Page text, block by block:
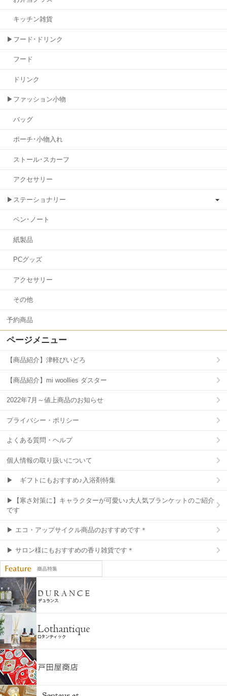
キッチン雑貨
▶フード･ドリンク
フード
ドリンク
▶ファッション小物
バッグ
ポーチ･小物入れ
ストール･スカーフ
アクセサリー
▶ステーショナリー
ペン･ノート
紙製品
PCグッズ
アクセサリー
その他
予約商品
ページメニュー
【商品紹介】津軽びいどろ
【商品紹介】mi woollies ダスター
2022年7月～値上商品のお知らせ
プライバシー・ポリシー
よくある質問・ヘルプ
個人情報の取り扱いについて
▶ ギフトにもおすすめ♪入浴剤特集
▶【寒さ対策に】キャラクターが可愛い♪大人気ブランケットのご紹介
です
▶ エコ・アップサイクル商品のおすすめです＊
▶ サロン様にもおすすめの香り雑貨です＊